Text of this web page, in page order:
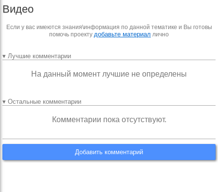
Видео
Если у вас имеются знания\информация по данной тематике и Вы готовы
помочь проекту добавьте материал лично
▾ Лучшие комментарии
На данный момент лучшие не определены
▾ Остальные комментарии
Комментарии пока отсутствуют.
Добавить комментарий